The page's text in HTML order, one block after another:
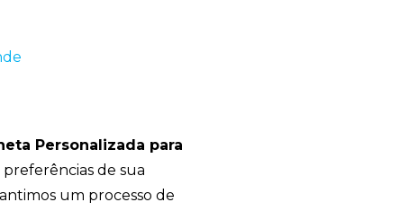
Personalizada para
preferências de sua
um processo de